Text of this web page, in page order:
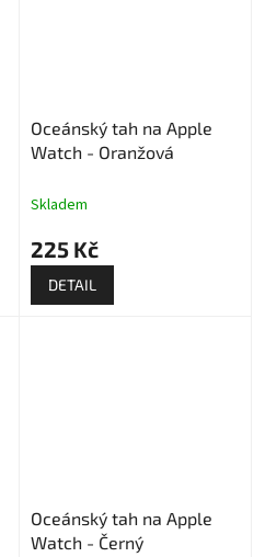
Oceánský tah na Apple
Watch - Oranžová
Skladem
225 Kč
DETAIL
Oceánský tah na Apple
Watch - Černý